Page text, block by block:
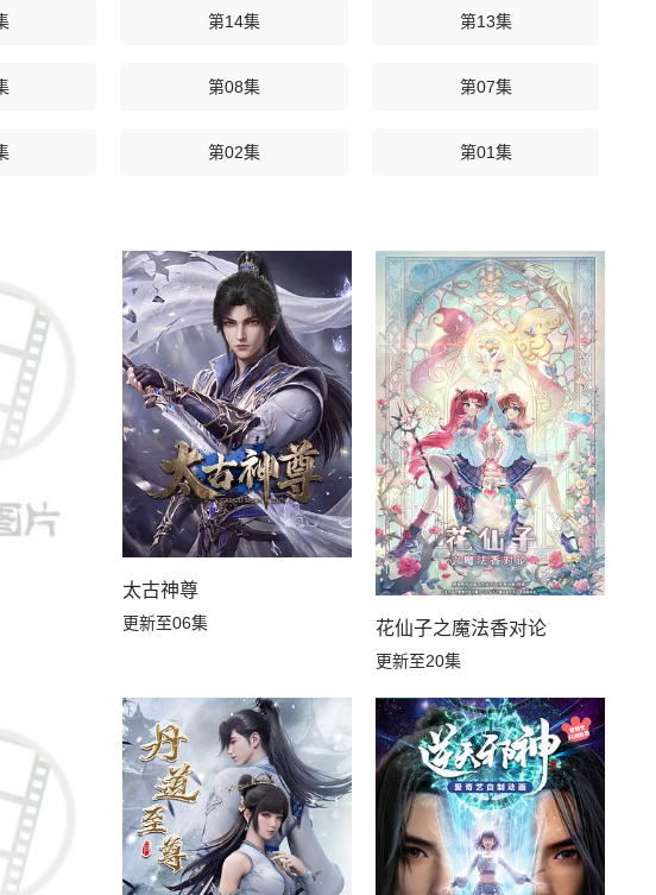
第14集 第13集
第08集 第07集
第02集 第01集
太古神尊
更新至06集 花仙子之魔法香对论
更新至20集